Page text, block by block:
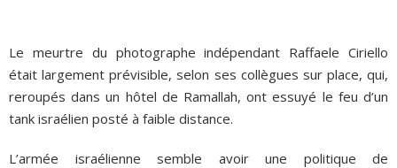
Le meurtre du photographe indépendant Raffaele Ciriello
était largement prévisible, selon ses collègues sur place, qui,
reroupés dans un hôtel de Ramallah, ont essuyé le feu d’un
tank israélien posté à faible distance.
L’armée israélienne semble avoir une politique de